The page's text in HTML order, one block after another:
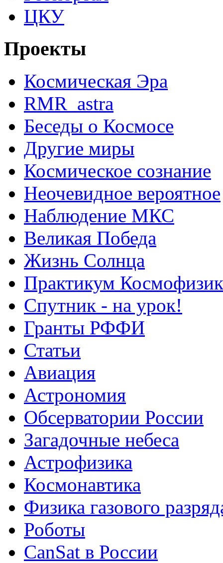
ЦКУ
Проекты
Космическая Эра
RMR_astra
Беседы о Космосе
Другие миры
Космическое сознание
Неочевидное вероятное
Наблюдение МКС
Великая Победа
Жизнь Солнца
Практикум
Спутник - на урок!
Гранты РФФИ
Статьи
Авиация
Астрономия
Обсерватории России
Загадочные небеса
Астрофизика
Космонавтика
Физика газового
Роботы
CanSat в России